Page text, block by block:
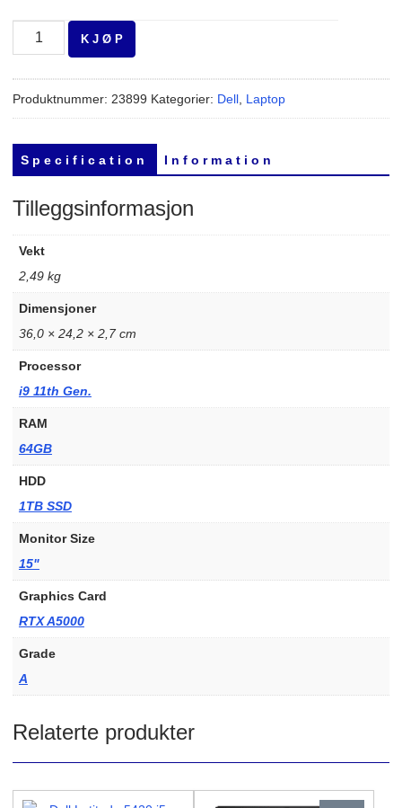
K J Ø P
Produktnummer: 23899 Kategorier: Dell, Laptop
S p e c i f i c a t i o n I n f o r m a t i o n
Tilleggsinformasjon
Vekt
2,49 kg
Dimensjoner
36,0 × 24,2 × 2,7 cm
Processor
i9 11th Gen.
RAM
64GB
HDD
1TB SSD
Monitor Size
15"
Graphics Card
RTX A5000
Grade
A
Relaterte produkter